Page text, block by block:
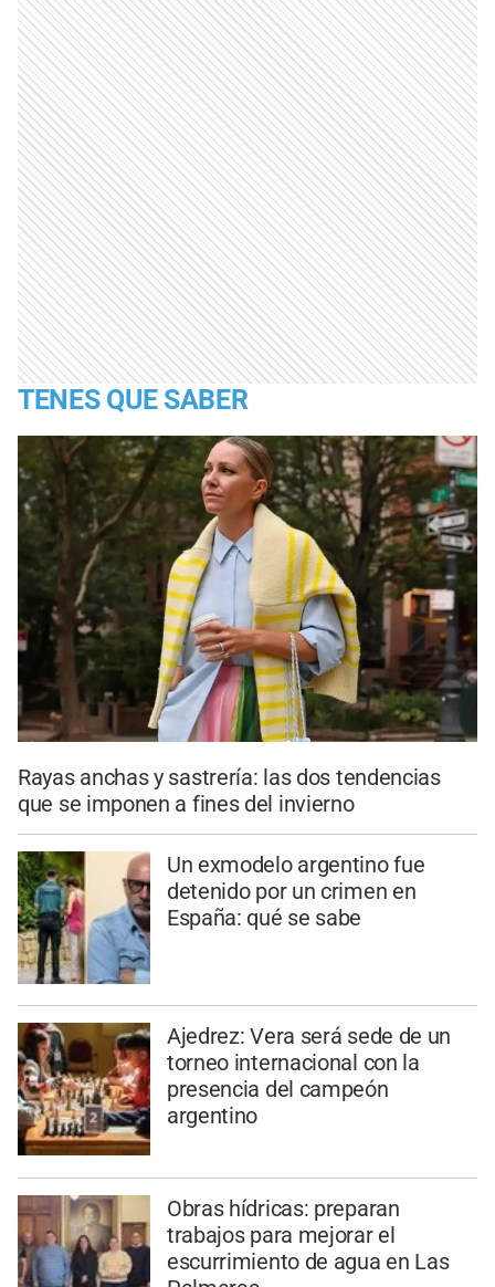
TENES QUE SABER
Rayas anchas y sastrería: las dos tendencias
que se imponen a fines del invierno
Un exmodelo argentino fue
detenido por un crimen en
España: qué se sabe
Ajedrez: Vera será sede de un
torneo internacional con la
presencia del campeón
argentino
Obras hídricas: preparan
trabajos para mejorar el
escurrimiento de agua en Las